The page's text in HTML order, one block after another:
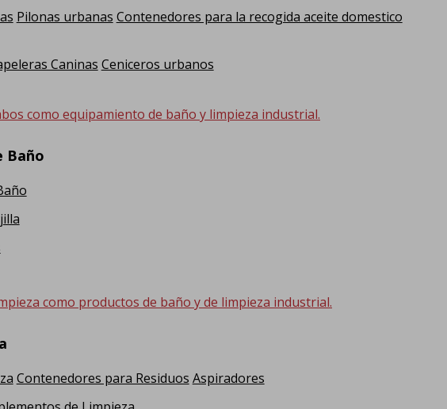
Pilonas urbanas Contenedores para la recogida aceite domestico
Caninas Ceniceros urbanos
como equipamiento de baño y limpieza industrial.
Baño
como productos de baño y de limpieza industrial.
Contenedores para Residuos Aspiradores